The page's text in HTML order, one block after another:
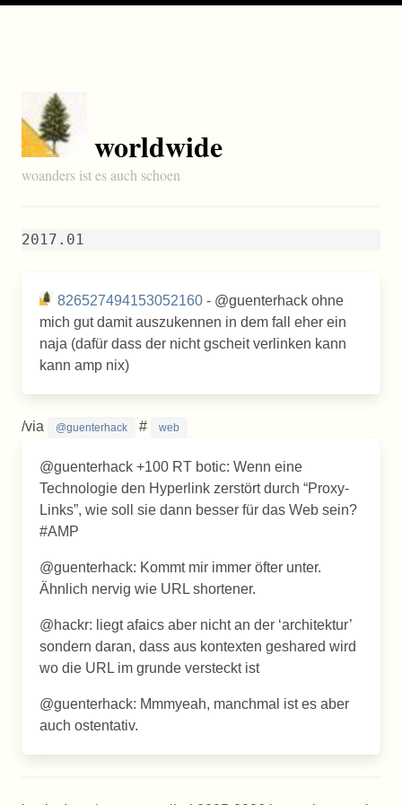
worldwide
woanders ist es auch schoen
2017.01
826527494153052160 - @guenterhack ohne
mich gut damit auszukennen in dem fall eher ein
naja (dafür dass der nicht gscheit verlinken kann
kann amp nix)
/via @guenterhack # web
@guenterhack +100 RT botic: Wenn eine
Technologie den Hyperlink zerstört durch “Proxy-
Links”, wie soll sie dann besser für das Web sein?
#AMP
@guenterhack: Kommt mir immer öfter unter.
Ähnlich nervig wie URL shortener.
@hackr: liegt afaics aber nicht an der ‘architektur’
sondern daran, dass aus kontexten geshared wird
wo die URL im grunde versteckt ist
@guenterhack: Mmmyeah, manchmal ist es aber
auch ostentativ.